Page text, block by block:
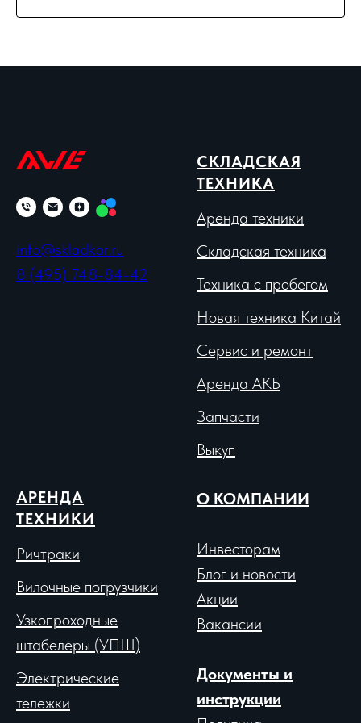
info@skladkar.ru
8 (495) 748-84-42
СКЛАДСКАЯ
ТЕХНИКА
Аренда техники
Складская техника
Техника с пробегом
Новая техника Китай
Сервис и ремонт
Аренда АКБ
Запчасти
Выкуп
АРЕНДА
ТЕХНИКИ
Ричтраки
Вилочные погрузчики
Узкопроходные
штабелеры (УПШ)
Электрические
тележки
О КОМПАНИИ
Инвесторам
Блог и новости
Акции
Вакансии
Документы и
инструкции